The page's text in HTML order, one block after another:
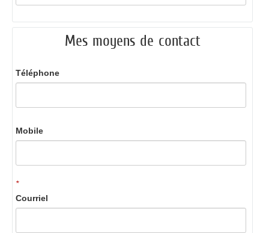
Mes moyens de contact
Téléphone
Mobile
*
Courriel